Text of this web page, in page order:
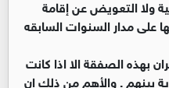
ولا التعويض عن إقامة
على مدار السنوات السابقه
بهذه الصفقة الا اذا كانت
. والأهم من ذلك ان